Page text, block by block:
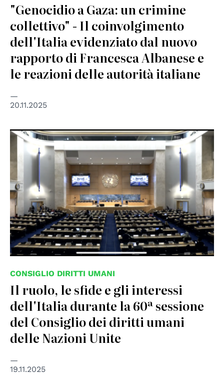
"Genocidio a Gaza: un crimine
collettivo" - Il coinvolgimento
dell'Italia evidenziato dal nuovo
rapporto di Francesca Albanese e
le reazioni delle autorità italiane
20.11.2025
CONSIGLIO DIRITTI UMANI
Il ruolo, le sfide e gli interessi
dell'Italia durante la 60ª sessione
del Consiglio dei diritti umani
delle Nazioni Unite
19.11.2025